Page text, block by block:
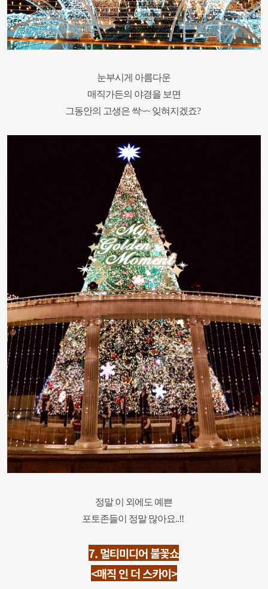
눈부시게 아름다운
매직가든의 야경을 보면
그동안의 고생은 싹~~ 잊혀지겠죠?
정말 이 외에도 예쁜
포토존들이 정말 많아요..!!
7. 멀티미디어 불꽃쇼
<매직 인 더 스카이>